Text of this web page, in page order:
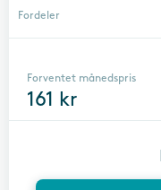
Fordeler
Forventet månedspris
161 kr